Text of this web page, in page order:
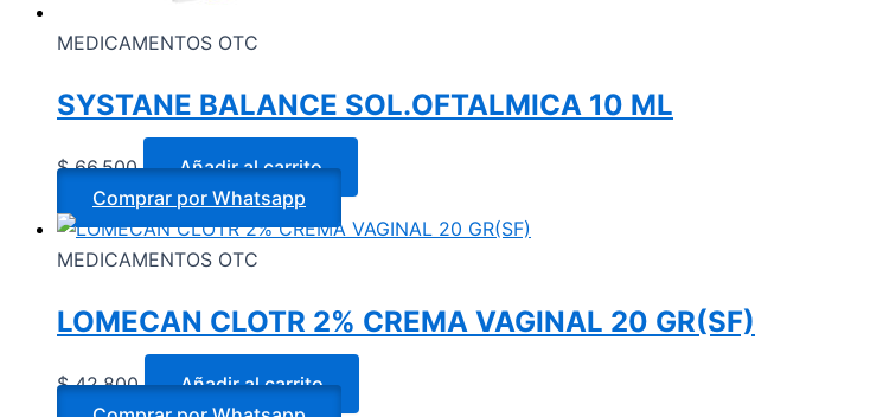
MEDICAMENTOS OTC
SYSTANE BALANCE SOL.OFTALMICA 10 ML
$66.500
Añadir al carrito
Comprar por Whatsapp
MEDICAMENTOS OTC
LOMECAN CLOTR 2% CREMA VAGINAL 20 GR(SF)
$42.800
Añadir al carrito